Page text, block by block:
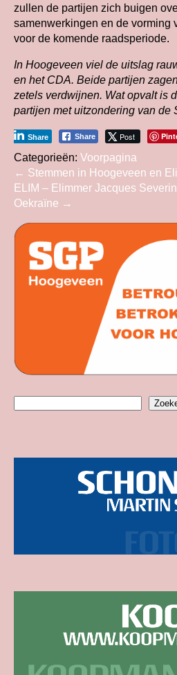
zullen de partijen zich buigen
samenwerkingen en de vorming
voor de komende raadsperiode.
In Hoogeveen viel de uitslag
en het CDA. Beide partijen
zetels verdwijnen. Wat opvalt is
partijen met uitzondering van de
Share Post
Share
Categorieën: Voorpagina
Bericht
navigatie
← Stemmen in Hoogeveen en
ELIM – Elimmer Jacques
Oekraïne →